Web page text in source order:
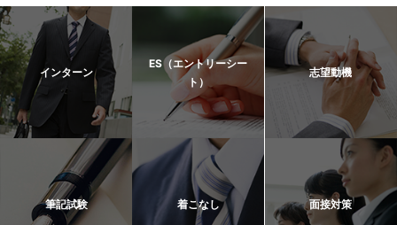
インターン
ES（エントリーシー
ト）
志望動機
筆記試験 着こなし 面接対策